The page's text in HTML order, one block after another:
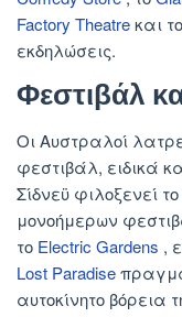
Factory Theatreκαι το
εκδηλώσεις.
Φεστιβάλ
Οι Αυστραλοί
φεστιβάλ, ειδικά
Σίδνεϋ φιλοξενεί
μονοήμερων
το Electric Gardens ,
Lost Paradise
αυτοκίνητο βόρεια